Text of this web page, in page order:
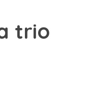
trio